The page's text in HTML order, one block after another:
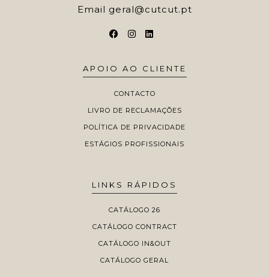
Email geral@cutcut.pt
APOIO AO CLIENTE
CONTACTO
LIVRO DE RECLAMAÇÕES
POLÍTICA DE PRIVACIDADE
ESTÁGIOS PROFISSIONAIS
LINKS RÁPIDOS
CATÁLOGO 26
CATÁLOGO CONTRACT
CATÁLOGO IN&OUT
CATÁLOGO GERAL